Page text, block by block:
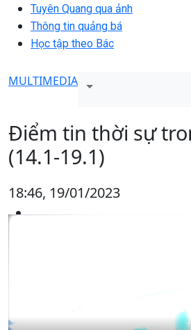
Tuyên Quang qua ảnh
Thông tin quảng bá
Học tập theo Bác
MULTIMEDIA
Điểm tin thời sự
(14.1-19.1)
18:46, 19/01/2023